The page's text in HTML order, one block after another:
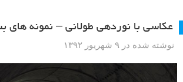
عکاسی با نوردهی طولانی – نمونه های
نوشته شده در ۹ شهریور ۱۳۹۲